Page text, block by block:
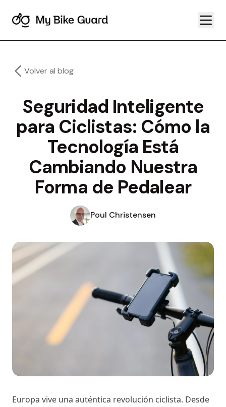
Volver al blog
Seguridad Inteligente
para Ciclistas: Cómo la
Tecnología Está
Cambiando Nuestra
Forma de Pedalear
Poul Christensen
Europa vive una auténtica revolución ciclista. Desde